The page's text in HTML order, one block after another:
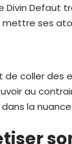
Defaut
ses
de coller
au
la